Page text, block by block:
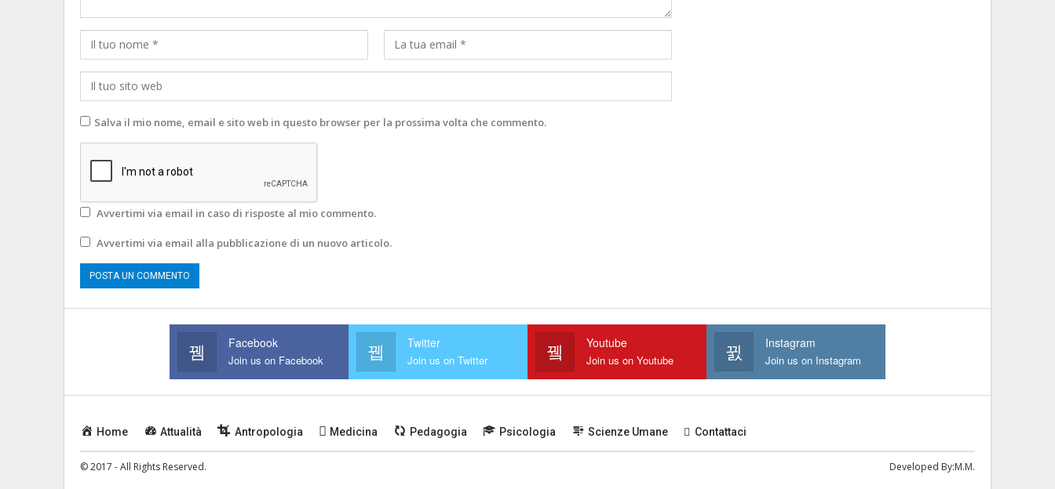
Salva il mio nome, email e sito web in questo browser per la prossima volta che commento.
Avvertimi via email in caso di risposte al mio commento.
Avvertimi via email alla pubblicazione di un nuovo articolo.
Facebook
Join us on Facebook
Twitter
Join us on Twitter
Youtube
Join us on Youtube
Instagram
Join us on Instagram
Home Attualità Antropologia Medicina Pedagogia Psicologia Scienze Umane Contattaci
© 2017 - All Rights Reserved. Developed By:M.M.